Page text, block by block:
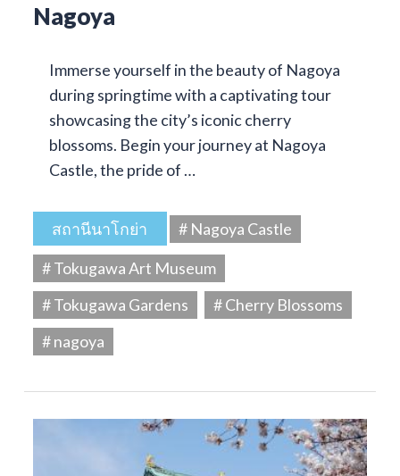
Nagoya
Immerse yourself in the beauty of Nagoya
during springtime with a captivating tour
showcasing the city’s iconic cherry
blossoms. Begin your journey at Nagoya
Castle, the pride of …
สถานีนาโกย่า
# Nagoya Castle
# Tokugawa Art Museum
# Tokugawa Gardens
# Cherry Blossoms
# nagoya